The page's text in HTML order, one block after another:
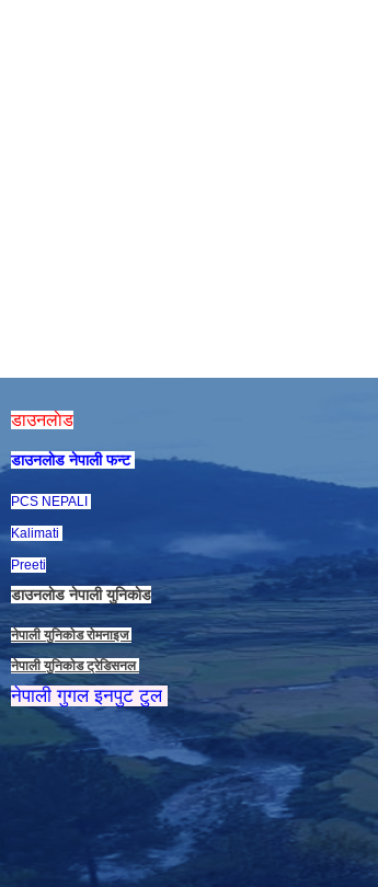
डाउनलाेड
डाउनलाेड नेपाली फन्ट
PCS NEPALI
Kalimati
Preeti
डाउनलाेड नेपाली युनिकाेड
नेपाली युनिकाेड राेमनाइज
नेपाली युनिकाेड ट्रेडिसनल
नेपाली गुगल इनपुट टुल